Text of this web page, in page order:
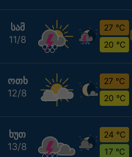
ᲡᲐᲛ
11/8
27 °C
20 °C
ᲝᲗᲮ
12/8
27 °C
20 °C
ᲮᲣᲗ
13/8
24 °C
17 °C